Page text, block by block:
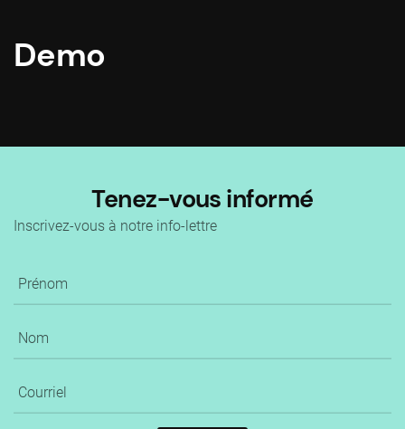
Demo
Tenez-vous informé
Inscrivez-vous à notre info-lettre